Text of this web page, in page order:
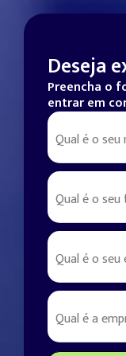
Deseja
Preencha o
entrar em